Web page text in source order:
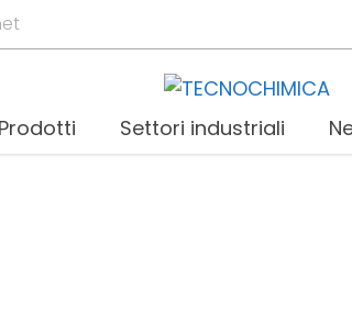
Prodotti Settori industriali